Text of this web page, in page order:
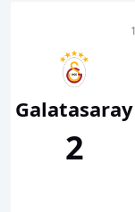
Galatasaray
2